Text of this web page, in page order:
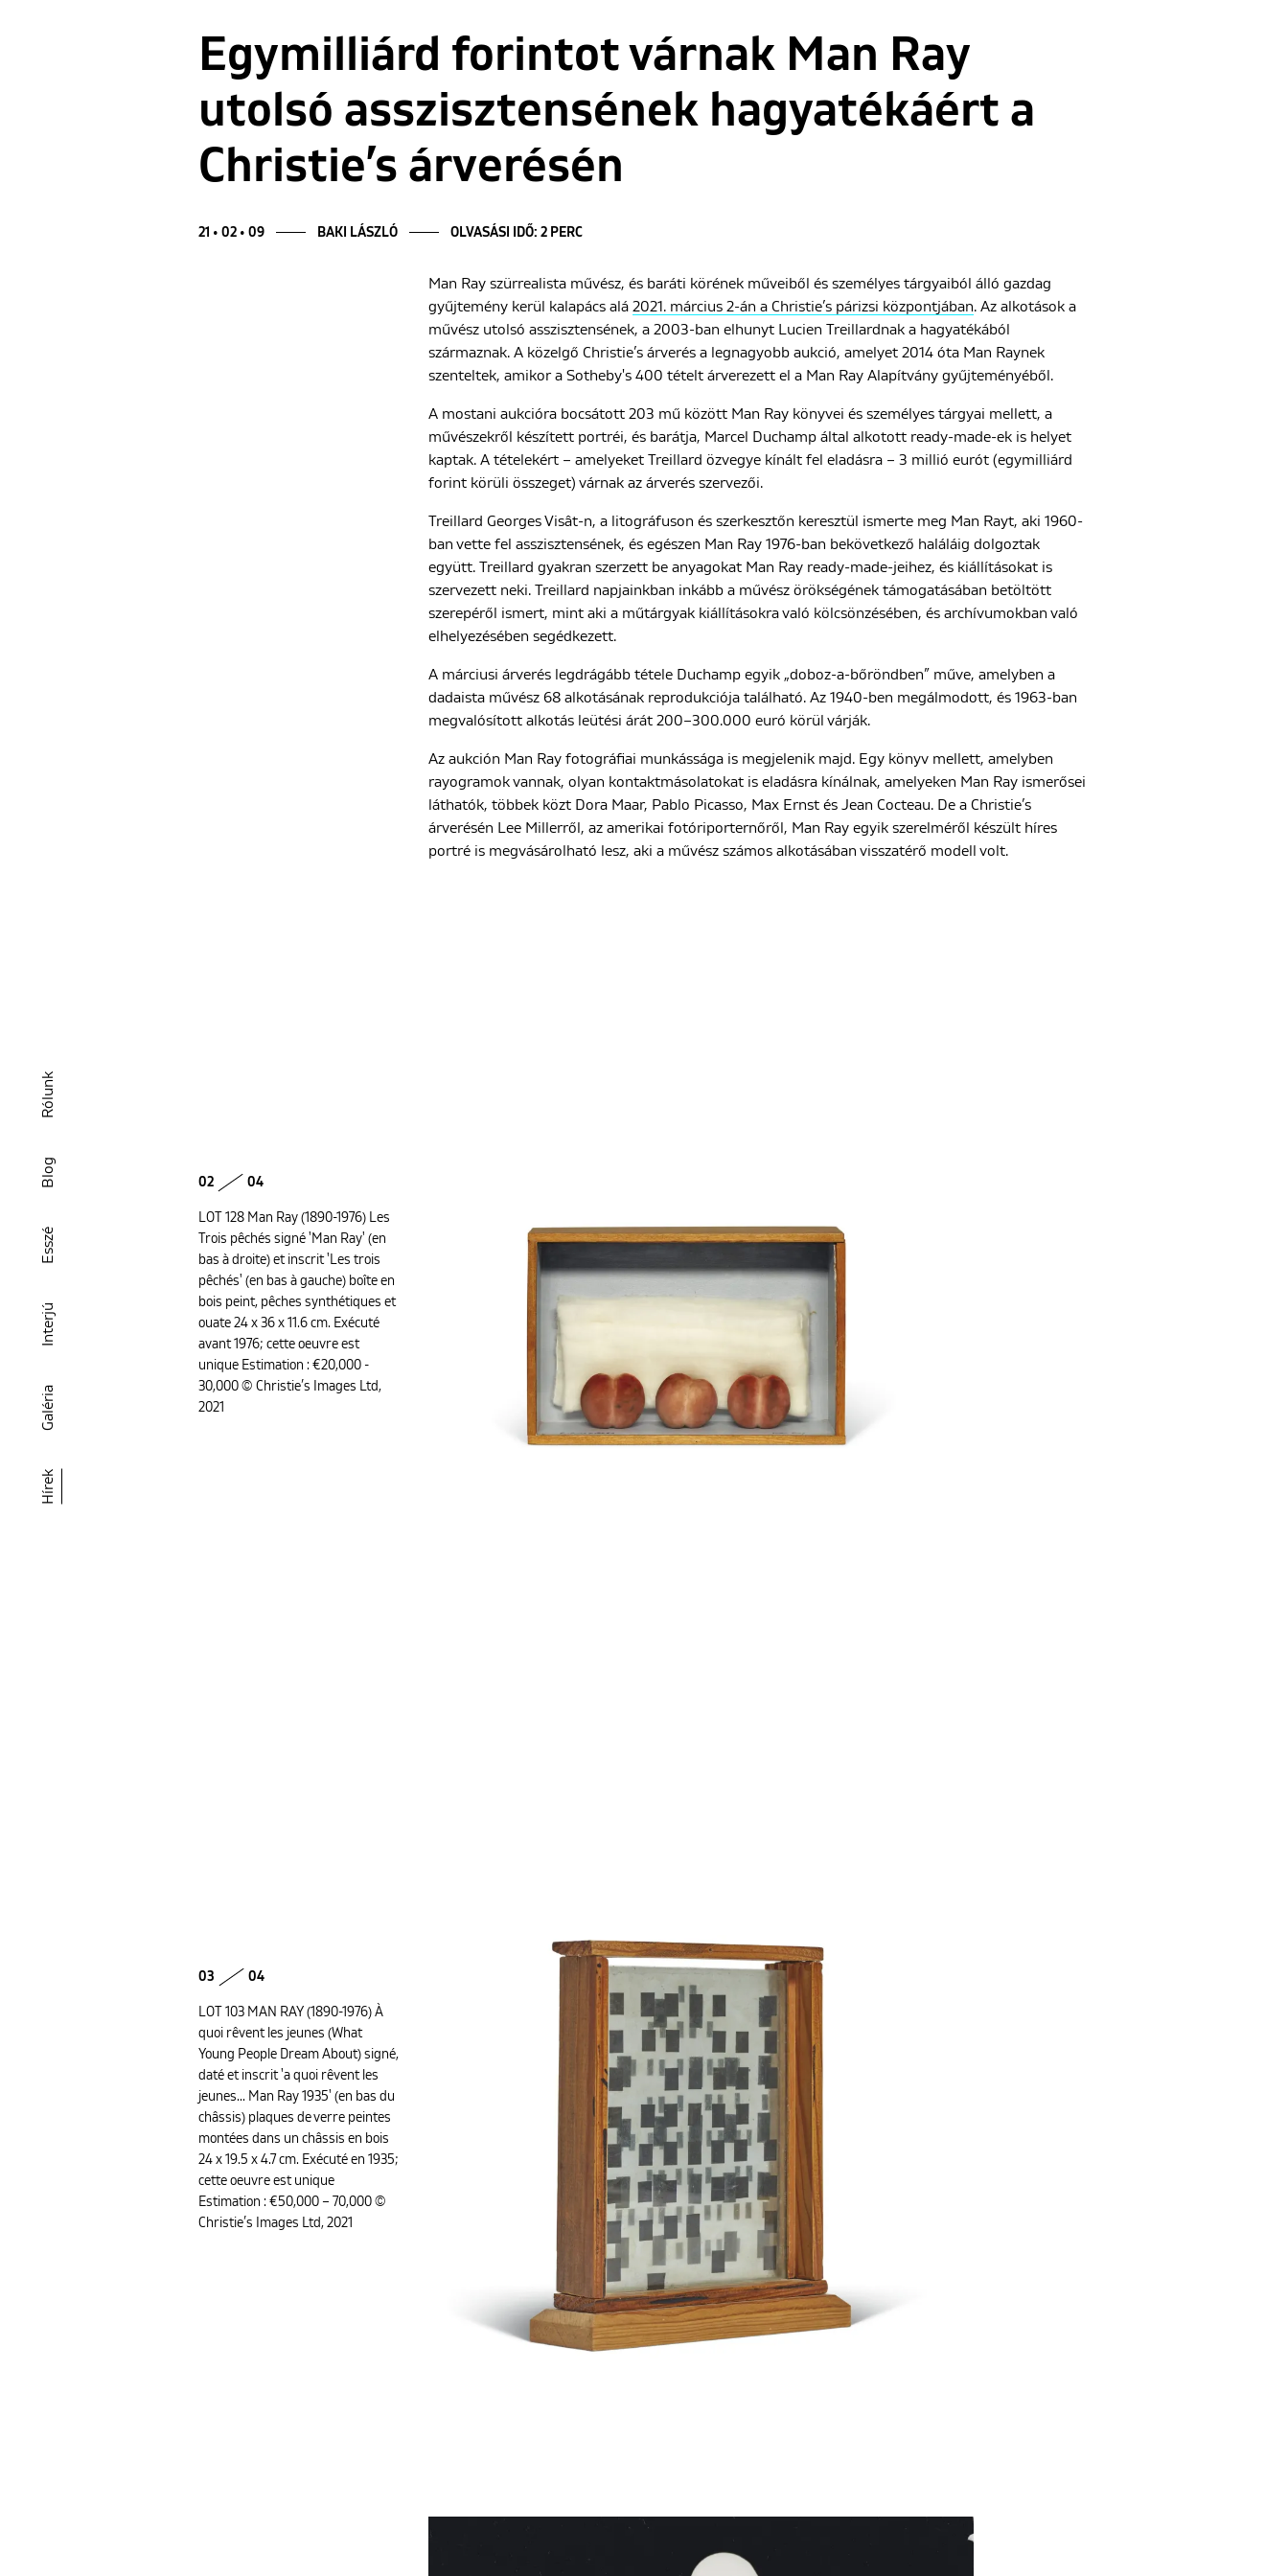
Hírek
Galéria
Interjú
Esszé
Blog
Rólunk
Egymilliárd forintot várnak Man Ray
utolsó asszisztensének hagyatékáért a
Christie’s árverésén
21 • 02 • 09 BAKI LÁSZLÓ OLVASÁSI IDŐ: 2 PERC
Man Ray szürrealista művész, és baráti körének műveiből és személyes tárgyaiból álló gazdag
gyűjtemény kerül kalapács alá 2021. március 2-án a Christie’s párizsi központjában. Az alkotások a
művész utolsó asszisztensének, a 2003-ban elhunyt Lucien Treillardnak a hagyatékából
származnak. A közelgő Christie’s árverés a legnagyobb aukció, amelyet 2014 óta Man Raynek
szenteltek, amikor a Sotheby's 400 tételt árverezett el a Man Ray Alapítvány gyűjteményéből.
A mostani aukcióra bocsátott 203 mű között Man Ray könyvei és személyes tárgyai mellett, a
művészekről készített portréi, és barátja, Marcel Duchamp által alkotott ready-made-ek is helyet
kaptak. A tételekért – amelyeket Treillard özvegye kínált fel eladásra – 3 millió eurót (egymilliárd
forint körüli összeget) várnak az árverés szervezői.
Treillard Georges Visât-n, a litográfuson és szerkesztőn keresztül ismerte meg Man Rayt, aki 1960-
ban vette fel asszisztensének, és egészen Man Ray 1976-ban bekövetkező haláláig dolgoztak
együtt. Treillard gyakran szerzett be anyagokat Man Ray ready-made-jeihez, és kiállításokat is
szervezett neki. Treillard napjainkban inkább a művész örökségének támogatásában betöltött
szerepéről ismert, mint aki a műtárgyak kiállításokra való kölcsönzésében, és archívumokban való
elhelyezésében segédkezett.
A márciusi árverés legdrágább tétele Duchamp egyik „doboz-a-bőröndben” műve, amelyben a
dadaista művész 68 alkotásának reprodukciója található. Az 1940-ben megálmodott, és 1963-ban
megvalósított alkotás leütési árát 200–300.000 euró körül várják.
Az aukción Man Ray fotográfiai munkássága is megjelenik majd. Egy könyv mellett, amelyben
rayogramok vannak, olyan kontaktmásolatokat is eladásra kínálnak, amelyeken Man Ray ismerősei
láthatók, többek közt Dora Maar, Pablo Picasso, Max Ernst és Jean Cocteau. De a Christie’s
árverésén Lee Millerről, az amerikai fotóriporternőről, Man Ray egyik szerelméről készült híres
portré is megvásárolható lesz, aki a művész számos alkotásában visszatérő modell volt.
02 04
LOT 128 Man Ray (1890-1976) Les
Trois pêchés signé 'Man Ray' (en
bas à droite) et inscrit 'Les trois
pêchés' (en bas à gauche) boîte en
bois peint, pêches synthétiques et
ouate 24 x 36 x 11.6 cm. Exécuté
avant 1976; cette oeuvre est
unique Estimation : €20,000 -
30,000 © Christie’s Images Ltd,
2021
03 04
LOT 103 MAN RAY (1890-1976) À
quoi rêvent les jeunes (What
Young People Dream About) signé,
daté et inscrit 'a quoi rêvent les
jeunes... Man Ray 1935' (en bas du
châssis) plaques de verre peintes
montées dans un châssis en bois
24 x 19.5 x 4.7 cm. Exécuté en 1935;
cette oeuvre est unique
Estimation : €50,000 – 70,000 ©
Christie’s Images Ltd, 2021